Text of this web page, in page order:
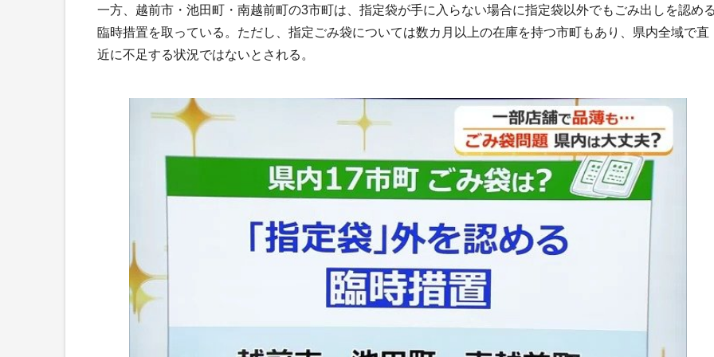
一方、越前市・池田町・南越前町の3市町は、指定袋が手に入らない場合に指定袋以外でもごみ出しを認め
臨時措置を取っている。ただし、指定ごみ袋については数カ月以上の在庫を持つ市町もあり、県内全域で直
近に不足する状況ではないとされる。